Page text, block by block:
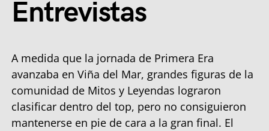
Entrevistas
A medida que la jornada de Primera Era
avanzaba en Viña del Mar, grandes figuras de la
comunidad de Mitos y Leyendas lograron
clasificar dentro del top, pero no consiguieron
mantenerse en pie de cara a la gran final. El